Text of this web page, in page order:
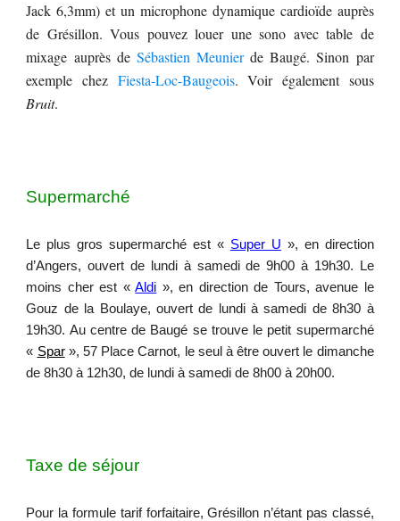
Jack 6,3mm) et un microphone dynamique cardioïde auprès
de Grésillon. Vous pouvez louer une sono avec table de
mixage auprès de ​Sébastien Meunierde Baugé. Sinon par
exemple chez Fiesta-Loc-Baugeois. Voir également sous
Bruit.
Supermarché
Le plus gros supermarché est « Super U », en direction
d’Angers, ouvert de lundi à samedi de 9h00 à 19h30. Le
moins cher est «Aldi », en direction de Tours, avenue le
Gouz de la Boulaye, ouvert de lundi à samedi de 8h30 à
19h30. Au centre de Baugé se trouve le petit supermarché
« Spar», 57 Place Carnot, le seul à être ouvert le dimanche
de 8h30 à 12h30, de lundi à samedi de 8h00 à 20h00.
Taxe de séjour
Pour la formule tarif forfaitaire,Grésillon n’étant pas classé,